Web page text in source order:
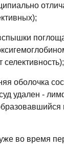
селективность);
оболочка
удален -
во время